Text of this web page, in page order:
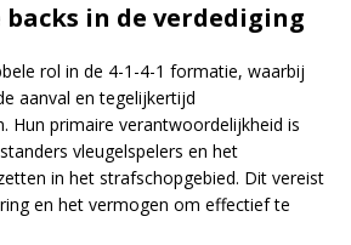
backs in de verdediging
rol in de 4-1-4-1 formatie, waarbij
aanval en tegelijkertijd
Hun primaire verantwoordelijkheid is
vleugelspelers en het
in het strafschopgebied. Dit vereist
en het vermogen om effectief te